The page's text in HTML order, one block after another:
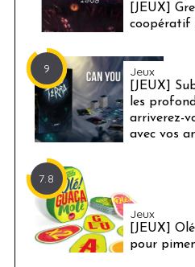
[JEUX]
coopératif
9 Jeux
[JEUX]
les
arriverez-
avec vos
7.8
Jeux
[JEUX]
pour